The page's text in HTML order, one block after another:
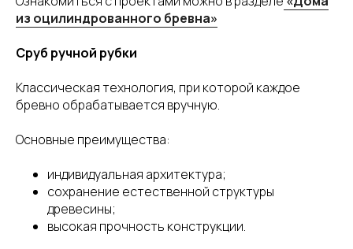
из оцилиндрованного бревна»
Сруб ручной рубки
Классическая технология, при которой каждое
бревно обрабатывается вручную.
Основные преимущества:
индивидуальная архитектура;
сохранение естественной структуры
древесины;
высокая прочность конструкции.